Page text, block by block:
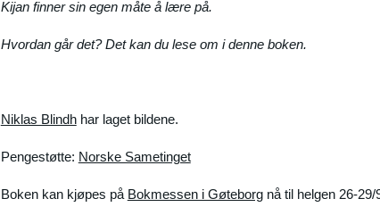
Kijan finner sin egen måte å lære på.
Hvordan går det? Det kan du lese om i denne boken.
Niklas Blindhhar laget bildene.
Pengestøtte: Norske Sametinget
Boken kan kjøpes på Bokmessen i Gøteborgnå til helgen 26-29/